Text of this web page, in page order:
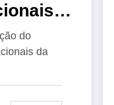
do
da